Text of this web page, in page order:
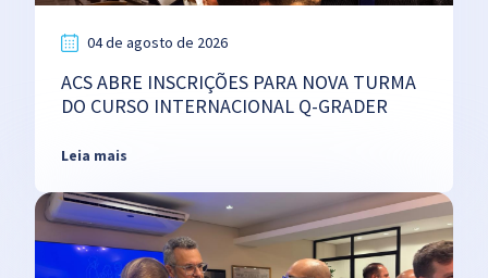
04 de agosto de 2026
ACS ABRE INSCRIÇÕES PARA NOVA TURMA
DO CURSO INTERNACIONAL Q-GRADER
Leia mais